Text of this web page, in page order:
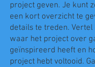
project geven. Je kunt
een kort overzicht te
details te treden.
waar het project over
geïnspireerd heeft en
project hebt voltooid.